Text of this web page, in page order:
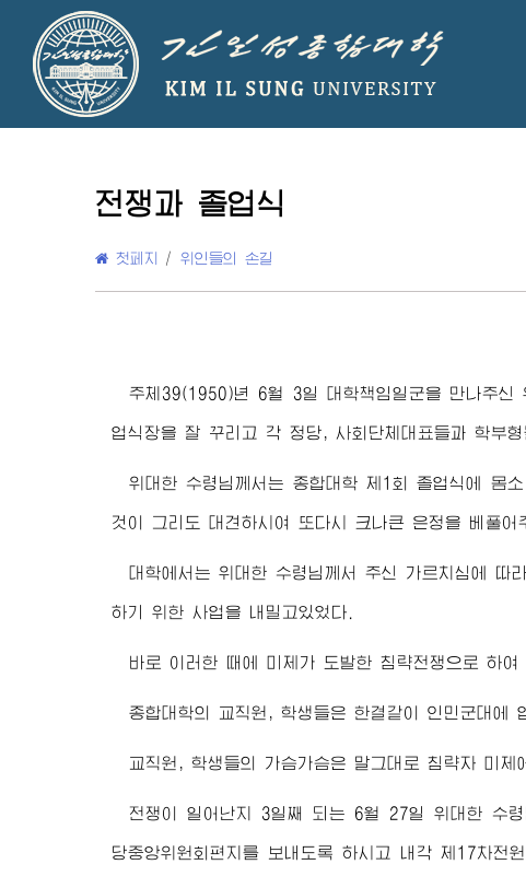
전쟁과 졸업식
첫페지 / 위인들의 손길
주체39(1950)년 6월 3일 대학책임일군을 만나주신
업식장을 잘 꾸리고 각 정당, 사회단체대표들과 학부
위대한 수령님 께서는 종합대학 제1회 졸업식에 몸
것이 그리도 대견하시여 또다시 크나큰 은정을 베풀어
대학에서는 위대한 수령님 께서 주신 가르치심에 따
하기 위한 사업을 내밀고있었다.
바로 이러한 때에 미제가 도발한 침략전쟁으로 하
종합대학의 교직원, 학생들은 한결같이 인민군대에
교직원, 학생들의 가슴가슴은 말그대로 침략자 미제
전쟁이 일어난지 3일째 되는 6월 27일 위대한 수령
당중앙위원회편지를 보내도록 하시고 내각 제17차전